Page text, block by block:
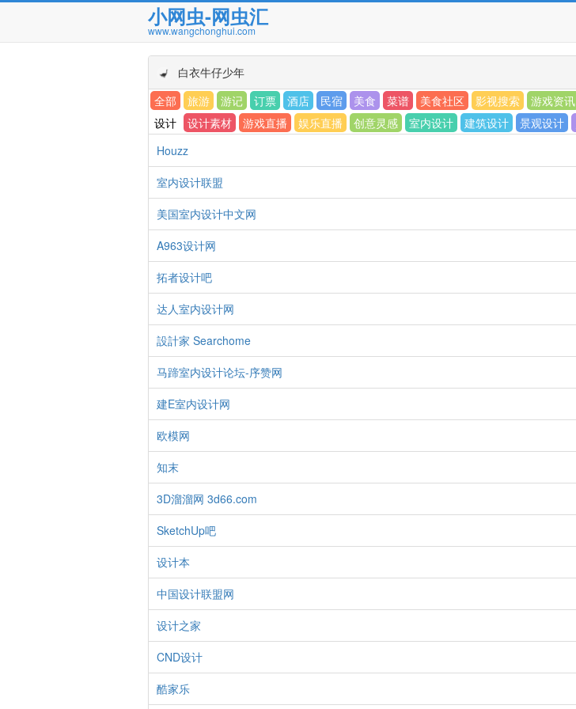
小网虫-网虫汇
www.wangchonghui.com
白衣牛仔少年
全部
旅游 游记 订票 酒店 民宿 美食 菜谱 美食社区 影视搜索 游戏资讯
设计
设计素材 游戏直播 娱乐直播 创意灵感 室内设计 建筑设计 景观设计
Houzz
室内设计联盟
美国室内设计中文网
A963设计网
拓者设计吧
达人室内设计网
設計家 Searchome
马蹄室内设计论坛-序赞网
建E室内设计网
欧模网
知末
3D溜溜网 3d66.com
SketchUp吧
设计本
中国设计联盟网
设计之家
CND设计
酷家乐